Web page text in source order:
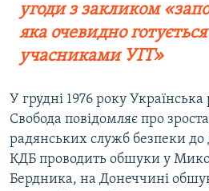
угоди з закликом
яка очевидно
учасниками УГГ»
У грудні 1976 року Українська
Свобода повідомляє про
радянських служб безпеки до
КДБ проводить обшуки у
Бердника, на Донеччині